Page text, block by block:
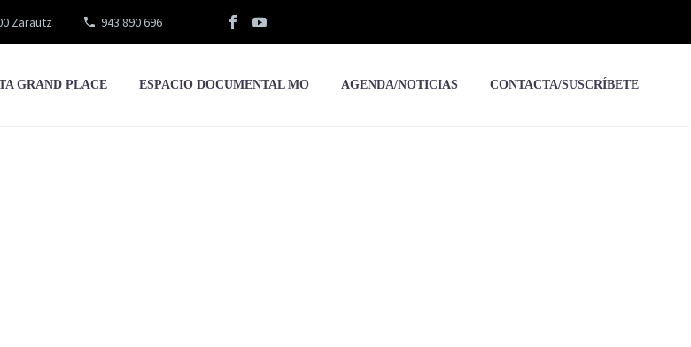
Zarautz 943 890 696
GRAND PLACE ESPACIO DOCUMENTAL MO AGENDA/NOTICIAS CONTACTA/SUSCRÍBETE